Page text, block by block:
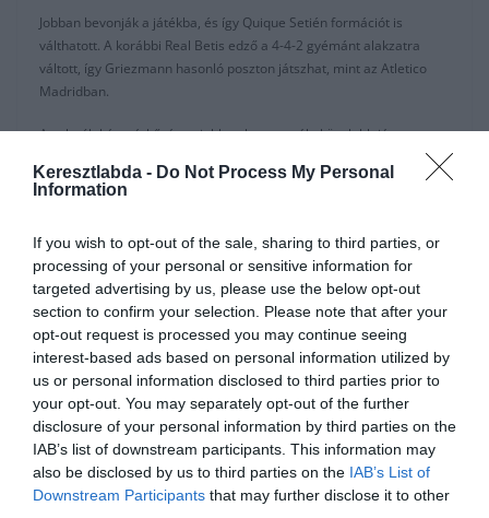
Keresztlabda - Do Not Process My Personal
Information
If you wish to opt-out of the sale, sharing to third parties, or
processing of your personal or sensitive information for
targeted advertising by us, please use the below opt-out
section to confirm your selection. Please note that after your
opt-out request is processed you may continue seeing
interest-based ads based on personal information utilized by
us or personal information disclosed to third parties prior to
your opt-out. You may separately opt-out of the further
disclosure of your personal information by third parties on the
IAB’s list of downstream participants. This information may
also be disclosed by us to third parties on the IAB’s List of
Downstream Participants that may further disclose it to other
Jobban bevonják a játékba, és így Quique Setién formációt is
válthatott. A korábbi Real Betis edző a 4-4-2 gyémánt alakzatra
váltott, így Griezmann hasonló poszton játszhat, mint az Atletico
Madridban.
Az elmúlt két mérkőzésen jobban koncentrált, közelebb játszott a
Jobban megértik már egymást Messivel és Suarezzel. Griezmann-
Neymarnál is korábban.
“Az edző olyan formációt keres amiben mind hárman jobban
érezzük egymást.” -mondta Suarez a Katalán derbi után.
“Ez Griezmann első éve itt, és mindig segítettük.”
Pedig pár hete még úgy tűnt, hogy Setién lemondott Griezmannról,
csak a padon volt a Sevilla, a Celta Vigo és az Atletico Madrid ellen
is.
Igaz a dolgok nem mindig mentek jól, de mindenki tisztában volt
vele, hogy a Barca nem engedheti meg egy világsztár padon